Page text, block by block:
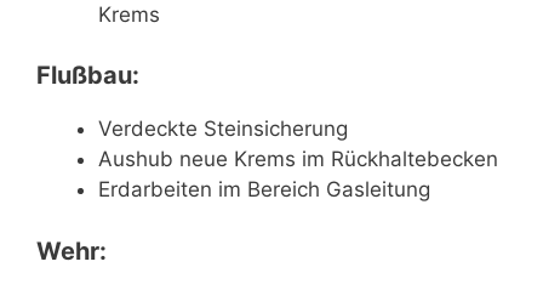
Krems
Flußbau:
Verdeckte Steinsicherung
Aushub neue Krems im Rückhaltebecken
Erdarbeiten im Bereich Gasleitung
Wehr: